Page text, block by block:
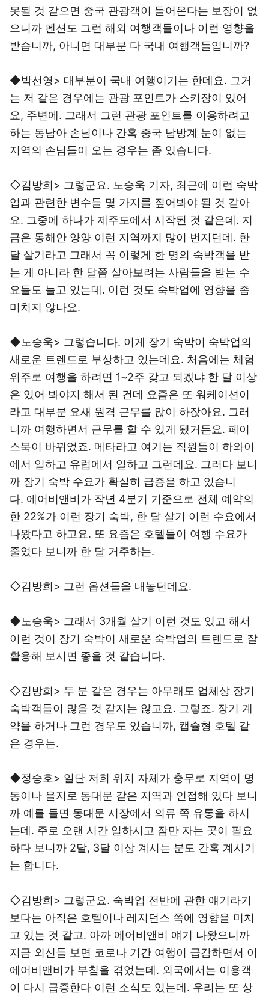
못될 것 같으면 중국 관광객이 들어온다는 보장이 없
으니까 펜션도 그런 해외 여행객들이나 이런 영향을
받습니까, 아니면 대부분 다 국내 여행객들입니까?
◆박선영> 대부분이 국내 여행이기는 한데요. 그거
는 저 같은 경우에는 관광 포인트가 스키장이 있어
요, 주변에. 그래서 그런 관광 포인트를 이용하려고
하는 동남아 손님이나 간혹 중국 남방계 눈이 없는
지역의 손님들이 오는 경우는 좀 있습니다.
◇김방희> 그렇군요. 노승욱 기자, 최근에 이런 숙박
업과 관련한 변수들 몇 가지를 짚어봐야 될 것 같아
요. 그중에 하나가 제주도에서 시작된 것 같은데. 지
금은 동해안 양양 이런 지역까지 많이 번지던데. 한
달 살기라고 그래서 꼭 이렇게 한 명의 숙박객을 받
는 게 아니라 한 달쯤 살아보려는 사람들을 받는 수
요들도 늘고 있는데. 이런 것도 숙박업에 영향을 좀
미치지 않나요.
◆노승욱> 그렇습니다. 이게 장기 숙박이 숙박업의
새로운 트렌드로 부상하고 있는데요. 처음에는 체험
위주로 여행을 하려면 1~2주 갖고 되겠냐 한 달 이상
은 있어 봐야지 해서 된 건데 요즘은 또 워케이션이
라고 대부분 요새 원격 근무를 많이 하잖아요. 그러
니까 여행하면서 근무를 할 수 있게 됐거든요. 페이
스북이 바뀌었죠. 메타라고 여기는 직원들이 하와이
에서 일하고 유럽에서 일하고 그런데요. 그러다 보니
까 장기 숙박 수요가 확실히 급증을 하고 있습니
다. 에어비앤비가 작년 4분기 기준으로 전체 예약의
한 22%가 이런 장기 숙박, 한 달 살기 이런 수요에서
나왔다고 하고요. 또 요즘은 호텔들이 여행 수요가
줄었다 보니까 한 달 거주하는.
◇김방희> 그런 옵션들을 내놓던데요.
◆노승욱> 그래서 3개월 살기 이런 것도 있고 해서
이런 것이 장기 숙박이 새로운 숙박업의 트렌드로 잘
활용해 보시면 좋을 것 같습니다.
◇김방희> 두 분 같은 경우는 아무래도 업체상 장기
숙박객들이 많을 것 같지는 않고요. 그렇죠. 장기 계
약을 하거나 그런 경우도 있습니까, 캡슐형 호텔 같
은 경우는.
◆정승호> 일단 저희 위치 자체가 충무로 지역이 명
동이나 을지로 동대문 같은 지역과 인접해 있다 보니
까 예를 들면 동대문 시장에서 의류 쪽 유통을 하시
는데. 주로 오랜 시간 일하시고 잠만 자는 곳이 필요
하다 보니까 2달, 3달 이상 계시는 분도 간혹 계시기
는 합니다.
◇김방희> 그렇군요. 숙박업 전반에 관한 얘기라기
보다는 아직은 호텔이나 레지던스 쪽에 영향을 미치
고 있는 것 같고. 아까 에어비앤비 얘기 나왔으니까
지금 외신들 보면 코로나 기간 여행이 급감하면서 이
에어비앤비가 부침을 겪었는데. 외국에서는 이용객
이 다시 급증한다 이런 소식도 있는데. 우리는 또 상